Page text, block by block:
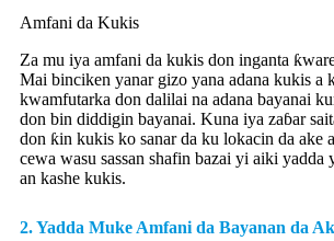
Amfani da Kukis
Za mu iya amfani da kukis don inganta
Mai binciken yanar gizo yana adana kukis a
kwamfutarka don dalilai na adana bayanai
don bin diddigin bayanai. Kuna iya zaɓar
don ƙin kukis ko sanar da ku lokacin da ake
cewa wasu sassan shafin bazai yi aiki yadda
an kashe kukis.
2. Yadda Muke Amfani da Bayanan da